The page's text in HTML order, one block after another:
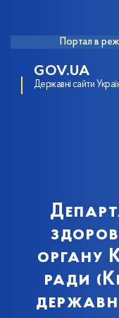
Портал в
GOV.UA
Державні сайти
органу
ради